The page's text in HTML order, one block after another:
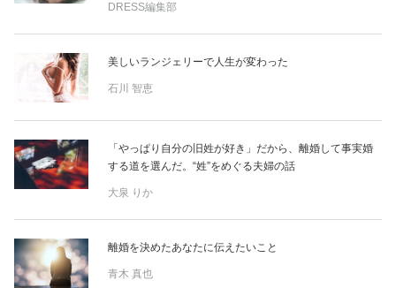
DRESS編集部
美しいランジェリーで人生が変わった
石川 智恵
「やっぱり自分の旧姓が好き」だから、離婚して事実婚
する道を選んだ。“姓”をめぐる夫婦の話
大泉 りか
離婚を決めたあなたに伝えたいこと
青木 真也